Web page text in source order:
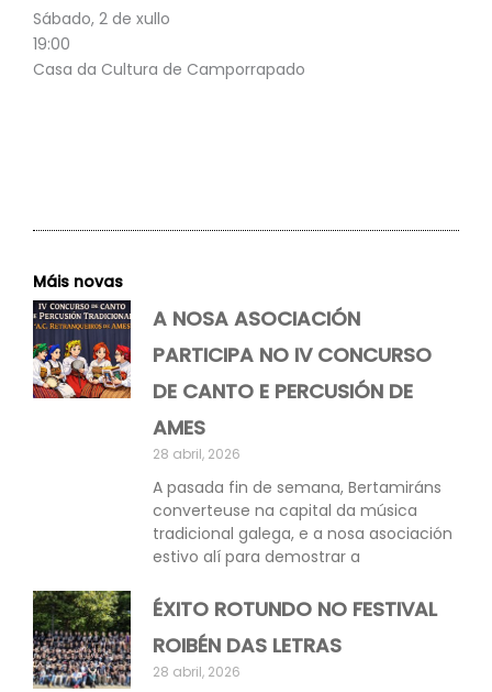
Sábado, 2 de xullo
19:00
Casa da Cultura de Camporrapado
Máis novas
A NOSA ASOCIACIÓN
PARTICIPA NO IV CONCURSO
DE CANTO E PERCUSIÓN DE
AMES
28 abril, 2026
A pasada fin de semana, Bertamiráns
converteuse na capital da música
tradicional galega, e a nosa asociación
estivo alí para demostrar a
ÉXITO ROTUNDO NO FESTIVAL
ROIBÉN DAS LETRAS
28 abril, 2026